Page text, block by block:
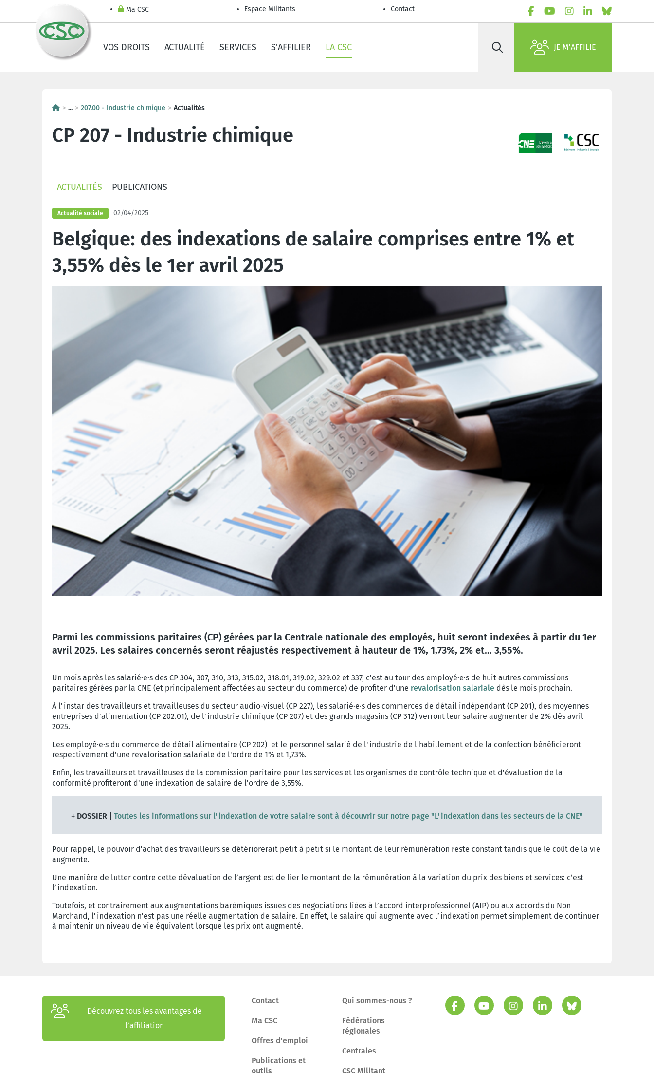
Ma CSC Espace Militants Contact
VOS DROITS ACTUALITÉ SERVICES S'AFFILIER LA CSC Rechercher JE M'AFFILIE
... 207.00 - Industrie chimique Actualités
CP 207 - Industrie chimique
ACTUALITÉS PUBLICATIONS
Actualité sociale 02/04/2025
Belgique: des indexations de salaire comprises entre 1% et
3,55% dès le 1er avril 2025
Parmi les commissions paritaires (CP) gérées par la Centrale nationale des employés, huit seront indexées à partir du 1er
avril 2025. Les salaires concernés seront réajustés respectivement à hauteur de 1%, 1,73%, 2% et… 3,55%.
Un mois après les salarié·e·s des CP 304, 307, 310, 313, 315.02, 318.01, 319.02, 329.02 et 337, c'est au tour des employé·e·s de huit autres commissions
paritaires gérées par la CNE (et principalement affectées au secteur du commerce) de profiter d'une revalorisation salariale dès le mois prochain.
À l'instar des travailleurs et travailleuses du secteur audio-visuel (CP 227), les salarié·e·s des commerces de détail indépendant (CP 201), des moyennes
entreprises d'alimentation (CP 202.01), de l'industrie chimique (CP 207) et des grands magasins (CP 312) verront leur salaire augmenter de 2% dès avril
2025.
Les employé·e·s du commerce de détail alimentaire (CP 202) et le personnel salarié de l'industrie de l'habillement et de la confection bénéficieront
respectivement d'une revalorisation salariale de l'ordre de 1% et 1,73%.
Enfin, les travailleurs et travailleuses de la commission paritaire pour les services et les organismes de contrôle technique et d'évaluation de la
conformité profiteront d'une indexation de salaire de l'ordre de 3,55%.
+ DOSSIER | Toutes les informations sur l'indexation de votre salaire sont à découvrir sur notre page "L'indexation dans les secteurs de la CNE"
Pour rappel, le pouvoir d’achat des travailleurs se détériorerait petit à petit si le montant de leur rémunération reste constant tandis que le coût de la vie
augmente.
Une manière de lutter contre cette dévaluation de l’argent est de lier le montant de la rémunération à la variation du prix des biens et services: c’est
l’indexation.
Toutefois, et contrairement aux augmentations barémiques issues des négociations liées à l’accord interprofessionnel (AIP) ou aux accords du Non
Marchand, l’indexation n’est pas une réelle augmentation de salaire. En effet, le salaire qui augmente avec l’indexation permet simplement de continuer
à maintenir un niveau de vie équivalent lorsque les prix ont augmenté.
Découvrez tous les avantages de
l’affiliation
Contact
Ma CSC
Offres d'emploi
Publications et
outils
Qui sommes-nous ?
Fédérations
régionales
Centrales
CSC Militant